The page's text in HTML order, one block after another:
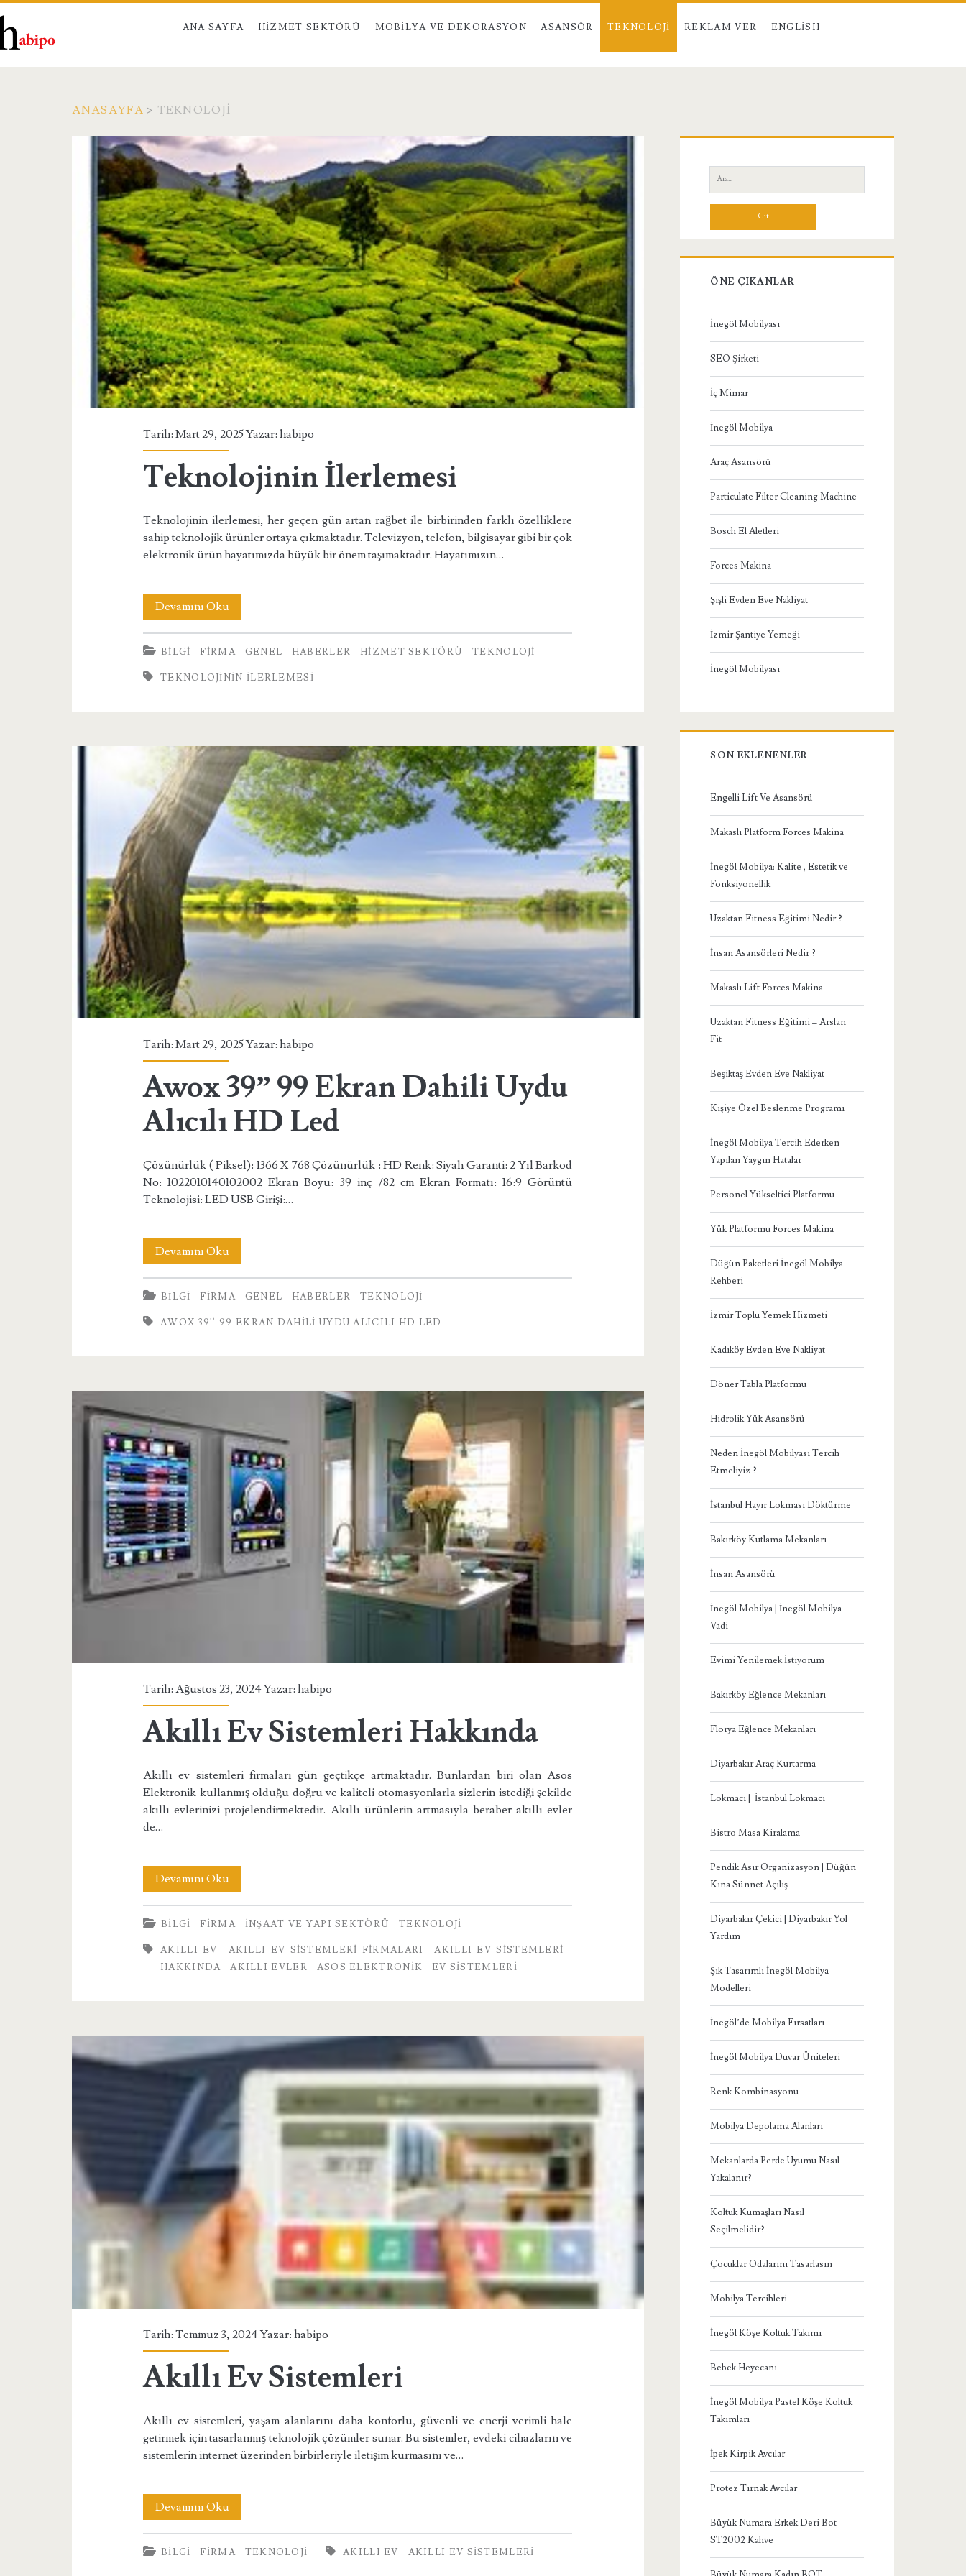
ANA SAYFA HIZMET SEKTÖRÜ MOBILYA VE DEKORASYON ASANSÖR TEKNOLOJI REKLAM VER ENGLISH
ANASAYFA > TEKNOLOJI
Kategori:
<span>Teknoloji</span>
Tarih: Mart 29, 2025 Yazar:habipo
Teknolojinin İlerlemesi
Teknolojinin ilerlemesi, her geçen gün artan rağbet ile birbirinden farklı özelliklere
sahip teknolojik ürünler ortaya çıkmaktadır. Televizyon, telefon, bilgisayar gibi bir çok
elektronik ürün hayatımızda büyük bir önem taşımaktadır. Hayatımızın…
Devamını OkuTeknolojinin
İlerlemesi
BILGI FIRMA GENEL HABERLER HIZMET SEKTÖRÜ TEKNOLOJI
TEKNOLOJININ İLERLEMESI
Tarih: Mart 29, 2025 Yazar:habipo
Awox 39” 99 Ekran Dahili Uydu
Alıcılı HD Led
Çözünürlük ( Piksel): 1366 X 768 Çözünürlük : HD Renk: Siyah Garanti: 2 Yıl Barkod
No: 1022010140102002 Ekran Boyu: 39 inç /82 cm Ekran Formatı: 16:9 Görüntü
Teknolojisi: LED USB Girişi:…
Devamını OkuAwox
39”
99
Ekran
HD
Led
BILGI FIRMA GENEL HABERLER TEKNOLOJI
AWOX 39'' 99 EKRAN DAHILI UYDU ALICILI HD LED
Tarih: Ağustos 23, 2024 Yazar:habipo
Akıllı Ev Sistemleri Hakkında
Akıllı ev sistemleri firmaları gün geçtikçe artmaktadır. Bunlardan biri olan Asos
Elektronik kullanmış olduğu doğru ve kaliteli otomasyonlarla sizlerin istediği şekilde
akıllı evlerinizi projelendirmektedir. Akıllı ürünlerin artmasıyla beraber akıllı evler
de…
Devamını OkuAkıllı
Ev
Sistemleri
Hakkında
BILGI FIRMA İNŞAAT VE YAPI SEKTÖRÜ TEKNOLOJI
AKILLI EV AKILLI EV SISTEMLERI FIRMALARI
AKILLI EV SISTEMLERI
HAKKINDA
AKILLI EVLER ASOS ELEKTRONIK EV SISTEMLERI
Tarih: Temmuz 3, 2024 Yazar:habipo
Akıllı Ev Sistemleri
Akıllı ev sistemleri, yaşam alanlarını daha konforlu, güvenli ve enerji verimli hale
getirmek için tasarlanmış teknolojik çözümler sunar. Bu sistemler, evdeki cihazların ve
sistemlerin internet üzerinden birbirleriyle iletişim kurmasını ve…
Devamını OkuAkıllı
Ev
Sistemleri
BILGI FIRMA TEKNOLOJI AKILLI EV AKILLI EV SISTEMLERI
Yan
Menü
Ara:
ÖNE ÇIKANLAR
İnegöl Mobilyası
SEO Şirketi
İç Mimar
İnegöl Mobilya
Araç Asansörü
Particulate Filter Cleaning Machine
Bosch El Aletleri
Forces Makina
Şişli Evden Eve Nakliyat
İzmir Şantiye Yemeği
İnegöl Mobilyası
SON EKLENENLER
Engelli Lift Ve Asansörü
Makaslı Platform Forces Makina
İnegöl Mobilya: Kalite , Estetik ve
Fonksiyonellik
Uzaktan Fitness Eğitimi Nedir ?
İnsan Asansörleri Nedir ?
Makaslı Lift Forces Makina
Uzaktan Fitness Eğitimi – Arslan
Fit
Beşiktaş Evden Eve Nakliyat
Kişiye Özel Beslenme Programı
İnegöl Mobilya Tercih Ederken
Yapılan Yaygın Hatalar
Personel Yükseltici Platformu
Yük Platformu Forces Makina
Düğün Paketleri İnegöl Mobilya
Rehberi
İzmir Toplu Yemek Hizmeti
Kadıköy Evden Eve Nakliyat
Döner Tabla Platformu
Hidrolik Yük Asansörü
Neden İnegöl Mobilyası Tercih
Etmeliyiz ?
İstanbul Hayır Lokması Döktürme
Bakırköy Kutlama Mekanları
İnsan Asansörü
İnegöl Mobilya | İnegöl Mobilya
Vadi
Evimi Yenilemek İstiyorum
Bakırköy Eğlence Mekanları
Florya Eğlence Mekanları
Diyarbakır Araç Kurtarma
Lokmacı | İstanbul Lokmacı
Bistro Masa Kiralama
Pendik Asır Organizasyon | Düğün
Kına Sünnet Açılış
Diyarbakır Çekici | Diyarbakır Yol
Yardım
Şık Tasarımlı İnegöl Mobilya
Modelleri
İnegöl’de Mobilya Fırsatları
İnegöl Mobilya Duvar Üniteleri
Renk Kombinasyonu
Mobilya Depolama Alanları
Mekanlarda Perde Uyumu Nasıl
Yakalanır?
Koltuk Kumaşları Nasıl
Seçilmelidir?
Çocuklar Odalarını Tasarlasın
Mobilya Tercihleri
İnegöl Köşe Koltuk Takımı
Bebek Heyecanı
İnegöl Mobilya Pastel Köşe Koltuk
Takımları
İpek Kirpik Avcılar
Protez Tırnak Avcılar
Büyük Numara Erkek Deri Bot –
ST2002 Kahve